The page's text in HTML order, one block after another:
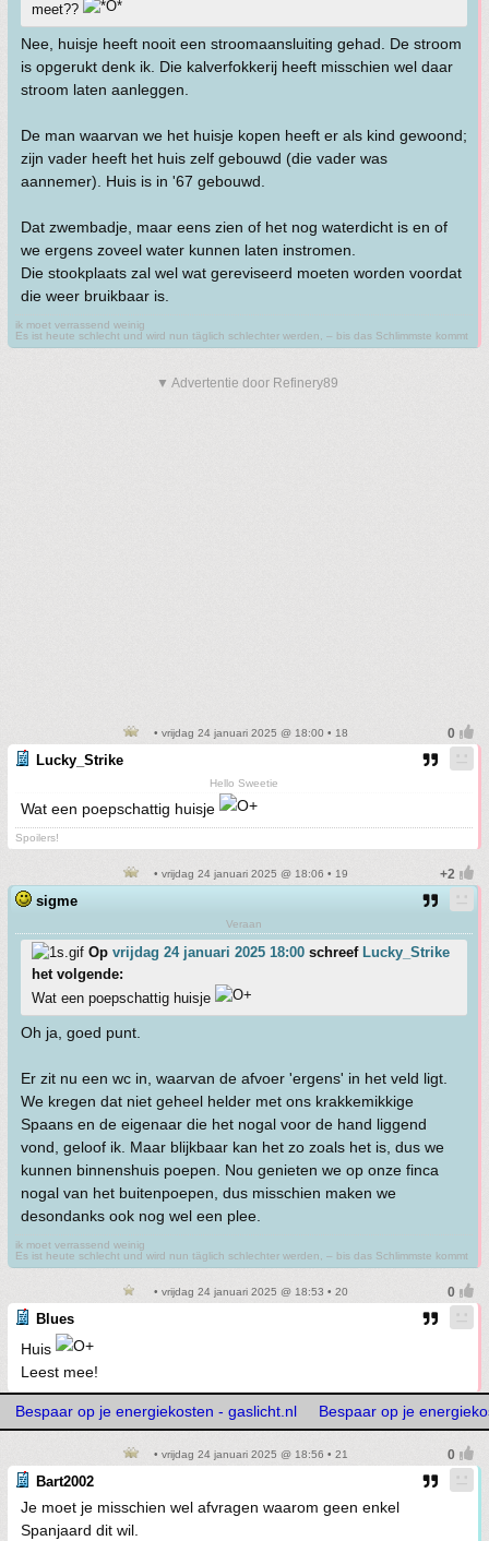
meet??
Nee, huisje heeft nooit een stroomaansluiting gehad. De stroom
is opgerukt denk ik. Die kalverfokkerij heeft misschien wel daar
stroom laten aanleggen.
De man waarvan we het huisje kopen heeft er als kind gewoond;
zijn vader heeft het huis zelf gebouwd (die vader was
aannemer). Huis is in '67 gebouwd.
Dat zwembadje, maar eens zien of het nog waterdicht is en of
we ergens zoveel water kunnen laten instromen.
Die stookplaats zal wel wat gereviseerd moeten worden voordat
die weer bruikbaar is.
ik moet verrassend weinig
Es ist heute schlecht und wird nun täglich schlechter werden, – bis das Schlimmste kommt
▼ Advertentie door Refinery89
• vrijdag 24 januari 2025 @ 18:00 • 18
Lucky_Strike
Hello Sweetie
Wat een poepschattig huisje
Spoilers!
• vrijdag 24 januari 2025 @ 18:06 • 19
sigme
Veraan
Op vrijdag 24 januari 2025 18:00 schreef Lucky_Strike
het volgende:
Wat een poepschattig huisje
Oh ja, goed punt.
Er zit nu een wc in, waarvan de afvoer 'ergens' in het veld ligt.
We kregen dat niet geheel helder met ons krakkemikkige
Spaans en de eigenaar die het nogal voor de hand liggend
vond, geloof ik. Maar blijkbaar kan het zo zoals het is, dus we
kunnen binnenshuis poepen. Nou genieten we op onze finca
nogal van het buitenpoepen, dus misschien maken we
desondanks ook nog wel een plee.
ik moet verrassend weinig
Es ist heute schlecht und wird nun täglich schlechter werden, – bis das Schlimmste kommt
• vrijdag 24 januari 2025 @ 18:53 • 20
Blues
Huis
Leest mee!
Bespaar op je energiekosten - gaslicht.nl Bespaar op je
• vrijdag 24 januari 2025 @ 18:56 • 21
Bart2002
Je moet je misschien wel afvragen waarom geen enkel
Spanjaard dit wil.